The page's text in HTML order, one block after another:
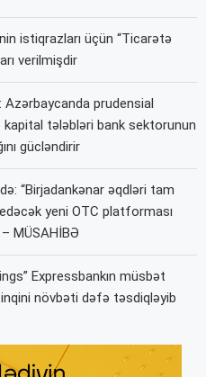
nin istiqrazları üçün “Ticarətə
verilmişdir
Azərbaycanda prudensial
kapital tələbləri bank sektorunun
gücləndirir
“Birjadankənar əqdləri tam
yeni OTC platforması
– MÜSAHİBƏ
Expressbankın müsbət
növbəti dəfə təsdiqləyib